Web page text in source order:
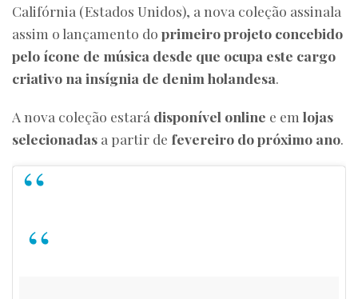
Califórnia (Estados Unidos), a nova coleção assinala
assim o lançamento do primeiro projeto concebido
pelo ícone de música desde que ocupa este cargo
criativo na insígnia de denim holandesa
A nova coleção estará disponível online e em lojas
selecionadas a partir de fevereiro do próximo ano